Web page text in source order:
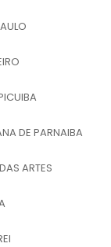
e o
descarte
para
nos
DE PARNAIBA
ARTES